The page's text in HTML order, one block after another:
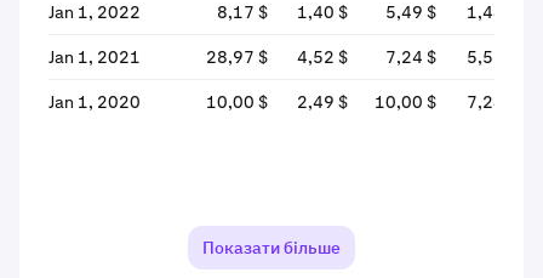
Jan 1, 2022 8,17 $ 1,40 $ 5,49 $ 1,44 $
Jan 1, 2021 28,97 $ 4,52 $ 7,24 $ 5,51 $
Jan 1, 2020 10,00 $ 2,49 $ 10,00 $ 7,24 $
Показати більше